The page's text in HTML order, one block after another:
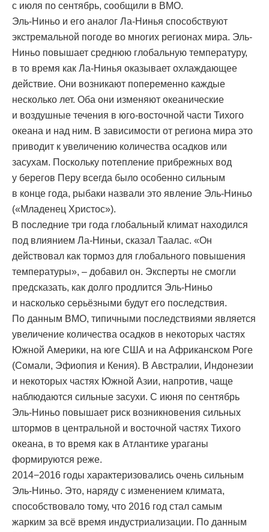
с июля по сентябрь, сообщили в ВМО.
Эль-Ниньо и его аналог Ла-Нинья способствуют
экстремальной погоде во многих регионах мира. Эль-
Ниньо повышает среднюю глобальную температуру,
в то время как Ла-Нинья оказывает охлаждающее
действие. Они возникают попеременно каждые
несколько лет. Оба они изменяют океанические
и воздушные течения в юго-восточной части Тихого
океана и над ним. В зависимости от региона мира это
приводит к увеличению количества осадков или
засухам. Поскольку потепление прибрежных вод
у берегов Перу всегда было особенно сильным
в конце года, рыбаки назвали это явление Эль-Ниньо
(«Младенец Христос»).
В последние три года глобальный климат находился
под влиянием Ла-Ниньи, сказал Таалас. «Он
действовал как тормоз для глобального повышения
температуры», – добавил он. Эксперты не смогли
предсказать, как долго продлится Эль-Ниньо
и насколько серьёзными будут его последствия.
По данным ВМО, типичными последствиями является
увеличение количества осадков в некоторых частях
Южной Америки, на юге США и на Африканском Роге
(Сомали, Эфиопия и Кения). В Австралии, Индонезии
и некоторых частях Южной Азии, напротив, чаще
наблюдаются сильные засухи. С июня по сентябрь
Эль-Ниньо повышает риск возникновения сильных
штормов в центральной и восточной частях Тихого
океана, в то время как в Атлантике ураганы
формируются реже.
2014−2016 годы характеризовались очень сильным
Эль-Ниньо. Это, наряду с изменением климата,
способствовало тому, что 2016 год стал самым
жарким за всё время индустриализации. По данным